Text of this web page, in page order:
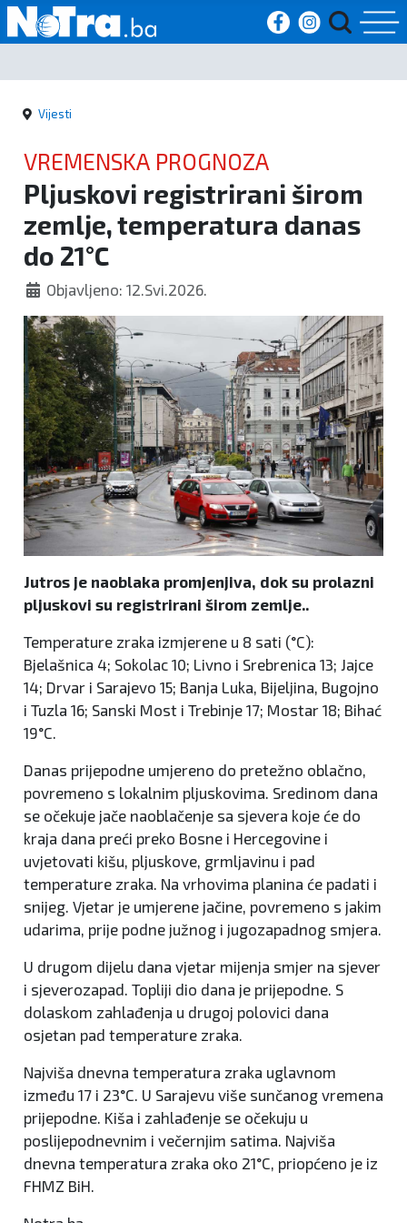
Početna
Vijesti
Sport
Kultura
Crna
kronika
Politika
Zanimljivosti
Vijesti
VREMENSKA PROGNOZA
Pljuskovi registrirani širom
zemlje, temperatura danas
do 21°C
Objavljeno: 12.Svi.2026.
Jutros je naoblaka promjenjiva, dok su prolazni
pljuskovi su registrirani širom zemlje..
Temperature zraka izmjerene u 8 sati (°C):
Bjelašnica 4; Sokolac 10; Livno i Srebrenica 13; Jajce
14; Drvar i Sarajevo 15; Banja Luka, Bijeljina, Bugojno
i Tuzla 16; Sanski Most i Trebinje 17; Mostar 18; Bihać
19°C.
Danas prijepodne umjereno do pretežno oblačno,
povremeno s lokalnim pljuskovima. Sredinom dana
se očekuje jače naoblačenje sa sjevera koje će do
kraja dana preći preko Bosne i Hercegovine i
uvjetovati kišu, pljuskove, grmljavinu i pad
temperature zraka. Na vrhovima planina će padati i
snijeg. Vjetar je umjerene jačine, povremeno s jakim
udarima, prije podne južnog i jugozapadnog smjera.
U drugom dijelu dana vjetar mijenja smjer na sjever
i sjeverozapad. Topliji dio dana je prijepodne. S
dolaskom zahlađenja u drugoj polovici dana
osjetan pad temperature zraka.
Najviša dnevna temperatura zraka uglavnom
između 17 i 23°C. U Sarajevu više sunčanog vremena
prijepodne. Kiša i zahlađenje se očekuju u
poslijepodnevnim i večernjim satima. Najviša
dnevna temperatura zraka oko 21°C, priopćeno je iz
FHMZ BiH.